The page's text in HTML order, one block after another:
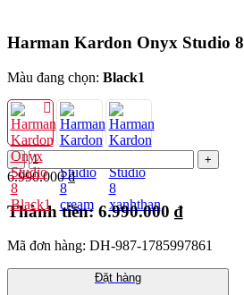
Harman Kardon Onyx Studio 8
Màu đang chọn: Black1
6.990.000 ₫
Thành tiền: 6.990.000 ₫
Mã đơn hàng: DH-987-1785997861
Đặt hàng